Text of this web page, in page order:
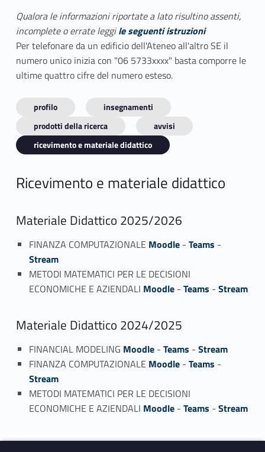
Qualora le informazioni riportate a lato risultino assenti,
incomplete o errate leggile seguenti istruzioni
Per telefonare da un edificio dell'Ateneo all'altro SE il
numero unico inizia con "06 5733xxxx" basta comporre le
ultime quattro cifre del numero esteso.
profilo
insegnamenti
prodotti della ricerca
avvisi
ricevimento e materiale didattico
Ricevimento e materiale didattico
Materiale Didattico 2025/2026
FINANZA COMPUTAZIONALE Moodle- Teams -
Stream
METODI MATEMATICI PER LE DECISIONI
ECONOMICHE E AZIENDALI Moodle- Teams - Stream
Materiale Didattico 2024/2025
FINANCIAL MODELING Moodle- Teams - Stream
FINANZA COMPUTAZIONALE Moodle- Teams -
Stream
METODI MATEMATICI PER LE DECISIONI
ECONOMICHE E AZIENDALI Moodle- Teams - Stream